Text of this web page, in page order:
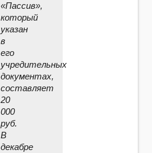
«Пассив»,
который
указан
в
его
учредительных
документах,
составляет
20
000
руб.
В
декабре